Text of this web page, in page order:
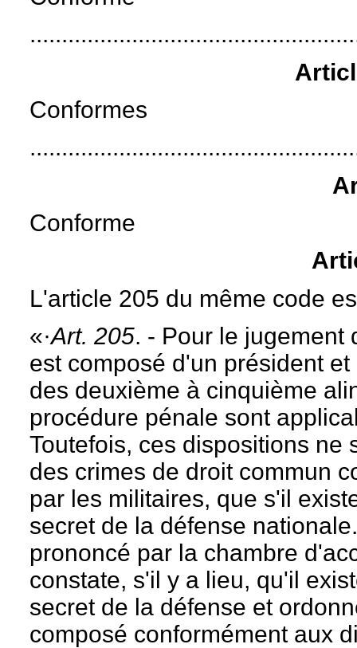
Conformes
Conforme
L'article 205 du même code
«·Art. 205. - Pour le jugement
est composé d'un président
des deuxième à cinquième
procédure pénale sont
Toutefois, ces dispositions ne
des crimes de droit commun
par les militaires, que s'il
secret de la défense
prononcé par la chambre
constate, s'il y a lieu, qu'il
secret de la défense et
composé conformément aux